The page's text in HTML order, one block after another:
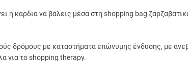
η καρδιά να βάλεις μέσα στη shopping bag
δρόμους με καταστήματα επώνυμης ένδυσης, με
για το shopping therapy.